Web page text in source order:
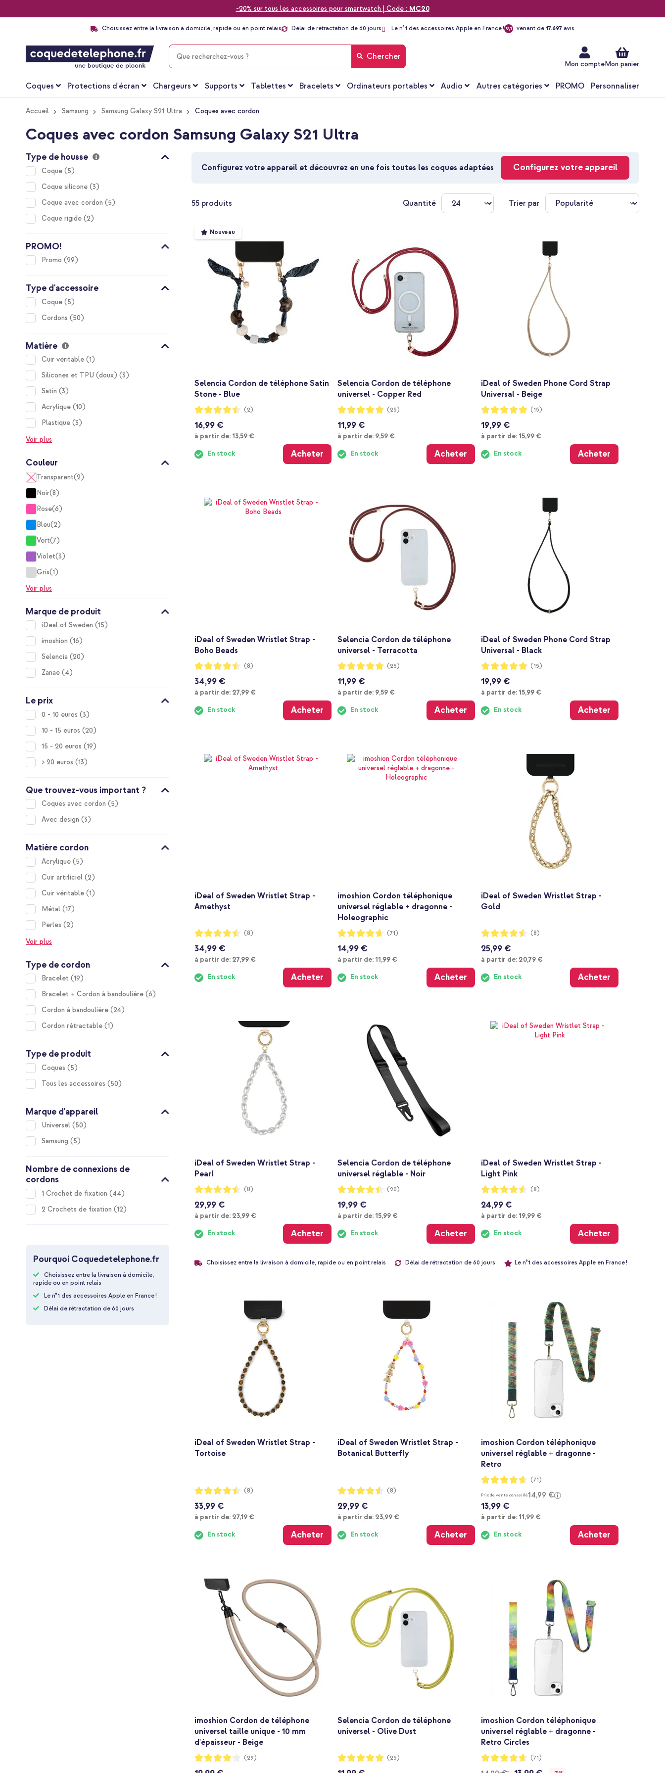
-20% sur tous les accessoires pour smartwatch | Code : MC20
Choisissez entre la livraison à domicile, rapide ou en point relais Délai de rétractation de 60 jours Le n°1 des accessoires Apple en France ! 9,1 venant de 17.697 avis
Mon compteMon panier
CHERCHER Chercher
Coques Protections d'écran Chargeurs Supports Tablettes Bracelets Ordinateurs portables Audio Autres catégories PROMO Personnaliser
Accueil Samsung Samsung Galaxy S21 Ultra Coques avec cordon
Coques avec cordon Samsung Galaxy S21 Ultra
Configurez votre appareil et découvrez en une fois toutes les coques adaptées Configurez votre appareil
55produits Quantité Trier par
Nouveau
Selencia Cordon de téléphone Satin
Stone - Blue
Notation:
90%
(2)
16,99 €
à partir de: À partir de
13,59 €
En stock Acheter
Selencia Cordon de téléphone
universel - Copper Red
Notation:
99%
(25)
11,99 €
à partir de: À partir de
9,59 €
En stock Acheter
iDeal of Sweden Phone Cord Strap
Universal - Beige
Notation:
100%
(15)
19,99 €
à partir de: À partir de
15,99 €
En stock Acheter
iDeal of Sweden Wristlet Strap -
Boho Beads
Notation:
90%
(8)
34,99 €
à partir de: À partir de
27,99 €
En stock Acheter
Selencia Cordon de téléphone
universel - Terracotta
Notation:
99%
(25)
11,99 €
à partir de: À partir de
9,59 €
En stock Acheter
iDeal of Sweden Phone Cord Strap
Universal - Black
Notation:
100%
(15)
19,99 €
à partir de: À partir de
15,99 €
En stock Acheter
iDeal of Sweden Wristlet Strap -
Amethyst
Notation:
90%
(8)
34,99 €
à partir de: À partir de
27,99 €
En stock Acheter
imoshion Cordon téléphonique
universel réglable + dragonne -
Holeographic
Notation:
92%
(71)
14,99 €
à partir de: À partir de
11,99 €
En stock Acheter
iDeal of Sweden Wristlet Strap -
Gold
Notation:
90%
(8)
25,99 €
à partir de: À partir de
20,79 €
En stock Acheter
iDeal of Sweden Wristlet Strap -
Pearl
Notation:
90%
(8)
29,99 €
à partir de: À partir de
23,99 €
En stock Acheter
Selencia Cordon de téléphone
universel réglable - Noir
Notation:
88%
(20)
19,99 €
à partir de: À partir de
15,99 €
En stock Acheter
iDeal of Sweden Wristlet Strap -
Light Pink
Notation:
90%
(8)
24,99 €
à partir de: À partir de
19,99 €
En stock Acheter
Choisissez entre la livraison à domicile, rapide ou en point relais Délai de rétractation de 60 jours Le n°1 des accessoires Apple en France !
iDeal of Sweden Wristlet Strap -
Tortoise
Notation:
90%
(8)
33,99 €
à partir de: À partir de
27,19 €
En stock Acheter
iDeal of Sweden Wristlet Strap -
Botanical Butterfly
Notation:
90%
(8)
29,99 €
à partir de: À partir de
23,99 €
En stock Acheter
imoshion Cordon téléphonique
universel réglable + dragonne -
Retro
Notation:
92%
(71)
Prix de vente conseillé14,99 €
13,99 €
à partir de: À partir de
11,99 €
En stock Acheter
imoshion Cordon de téléphone
universel taille unique - 10 mm
d'épaisseur - Beige
Notation:
82%
(29)
Selencia Cordon de téléphone
universel - Olive Dust
Notation:
99%
(25)
imoshion Cordon téléphonique
universel réglable + dragonne -
Retro Circles
Notation:
92%
(71)
Type de housse
Coque 5
items
Coque silicone 3
items
Coque avec cordon
5
items
Coque rigide 2
items
PROMO!
Promo 29
items
Type d'accessoire
Coque 5
items
Cordons
50
items
Matière
Cuir véritable 1
item
Silicones et TPU (doux)
3
items
Satin
3
items
Acrylique 10
items
Plastique 3
items
Voir plus
Couleur
Transparent 2
items
Noir 8
items
Rose 6
items
Bleu 2
items
Vert 7
items
Violet 3
items
Gris 1
item
Voir plus
Marque de produit
iDeal of Sweden 15
items
imoshion
16
items
Selencia
20
items
Zanae
4
items
Le prix
0 - 10 euros 3
items
10 - 15 euros
20
items
15 - 20 euros
19
items
> 20 euros
13
items
Que trouvez-vous important ?
Coques avec cordon 5
items
Avec design
3
items
Matière cordon
Acrylique 5
items
Cuir artificiel 2
items
Cuir véritable 1
item
Métal 17
items
Perles
2
items
Voir plus
Type de cordon
Bracelet 19
items
Bracelet + Cordon à bandoulière 6
items
Cordon à bandoulière 24
items
Cordon rétractable 1
item
Type de produit
Coques 5
items
Tous les accessoires
50
items
Marque d'appareil
Universel 50
items
Samsung
5
items
Nombre de connexions de
cordons
1 Crochet de fixation 44
items
2 Crochets de fixation
12
items
Pourquoi Coquedetelephone.fr
Choisissez entre la livraison à domicile,
rapide ou en point relais
Le n°1 des accessoires Apple en France !
Délai de rétractation de 60 jours